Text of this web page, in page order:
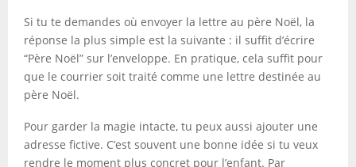
Si tu te demandes où envoyer la lettre au père Noël, la
réponse la plus simple est la suivante : il suffit d’écrire
“Père Noël” sur l’enveloppe. En pratique, cela suffit pour
que le courrier soit traité comme une lettre destinée au
père Noël.
Pour garder la magie intacte, tu peux aussi ajouter une
adresse fictive. C’est souvent une bonne idée si tu veux
rendre le moment plus concret pour l’enfant. Par